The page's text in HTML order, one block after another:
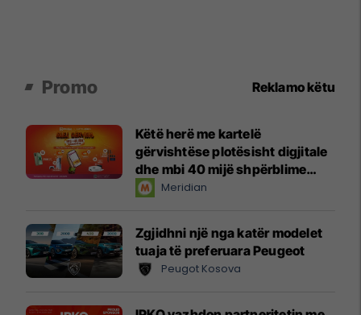
Promo Reklamo këtu
Këtë herë me kartelë
gërvishtëse plotësisht digjitale
dhe mbi 40 mijë shpërblime
instant!Meridian
Zgjidhni një nga katër modelet
tuaja të preferuara Peugeot
Peugot Kosova